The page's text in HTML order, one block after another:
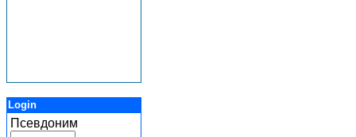
Login
Псевдоним